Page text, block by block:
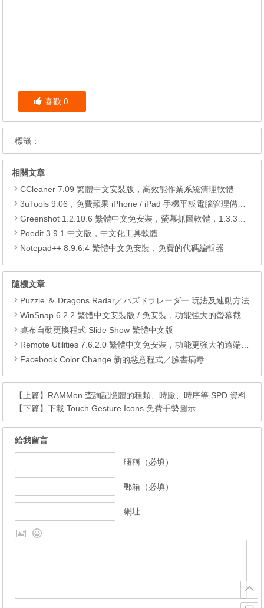
喜歡 0
標籤：
相關文章
CCleaner 7.09 繁體中文安裝版，高效能作業系統清理軟體
3uTools 9.06，免費蘋果 iPhone / iPad 手機平板電腦管理備份還原軟體
Greenshot 1.2.10.6 繁體中文免安裝，螢幕抓圖軟體，1.3.315 安裝版
Poedit 3.9.1 中文版，中文化工具軟體
Notepad++ 8.9.6.4 繁體中文免安裝，免費的代碼編輯器
隨機文章
Puzzle ＆ Dragons Radar／パズドラレーダー 玩法及連動方法
WinSnap 6.2.2 繁體中文安裝版 / 免安裝，功能強大的螢幕截圖軟體
桌布自動更換程式 Slide Show 繁體中文版
Remote Utilities 7.6.2.0 繁體中文免安裝，功能更強大的遠端遙控軟體
Facebook Color Change 新的惡意程式／臉書病毒
【上篇】 RAMMon 查詢記憶體的種類、時脈、時序等 SPD 資料
【下篇】下載 Touch Gesture Icons 免費手勢圖示
給我留言
暱稱（必填）
郵箱（必填）
網址